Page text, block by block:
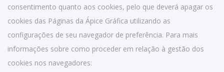
consentimento quanto aos cookies, pelo que deverá apagar os
cookies das Páginas da Ápice Gráfica utilizando as
configurações de seu navegador de preferência. Para mais
informações sobre como proceder em relação à gestão dos
cookies nos navegadores: